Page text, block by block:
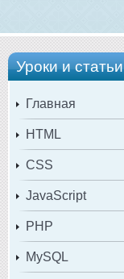
Уроки и статьи
Главная
HTML
CSS
JavaScript
PHP
MySQL